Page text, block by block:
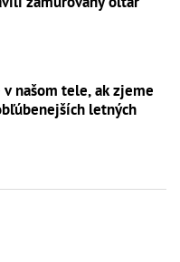
v našom tele, ak zjeme
letných